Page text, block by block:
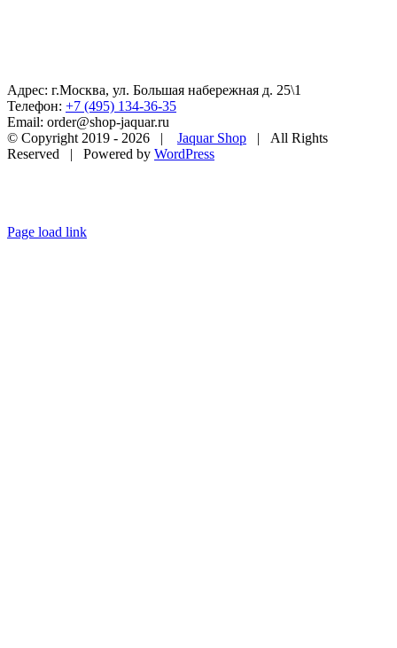
Адрес: г.Москва, ул. Большая набережная д. 25\1
Телефон: +7 (495) 134-36-35
Email: order@shop-jaquar.ru
© Copyright 2019 - 2026 | Jaquar Shop | All Rights
Reserved | Powered by WordPress
Page load link